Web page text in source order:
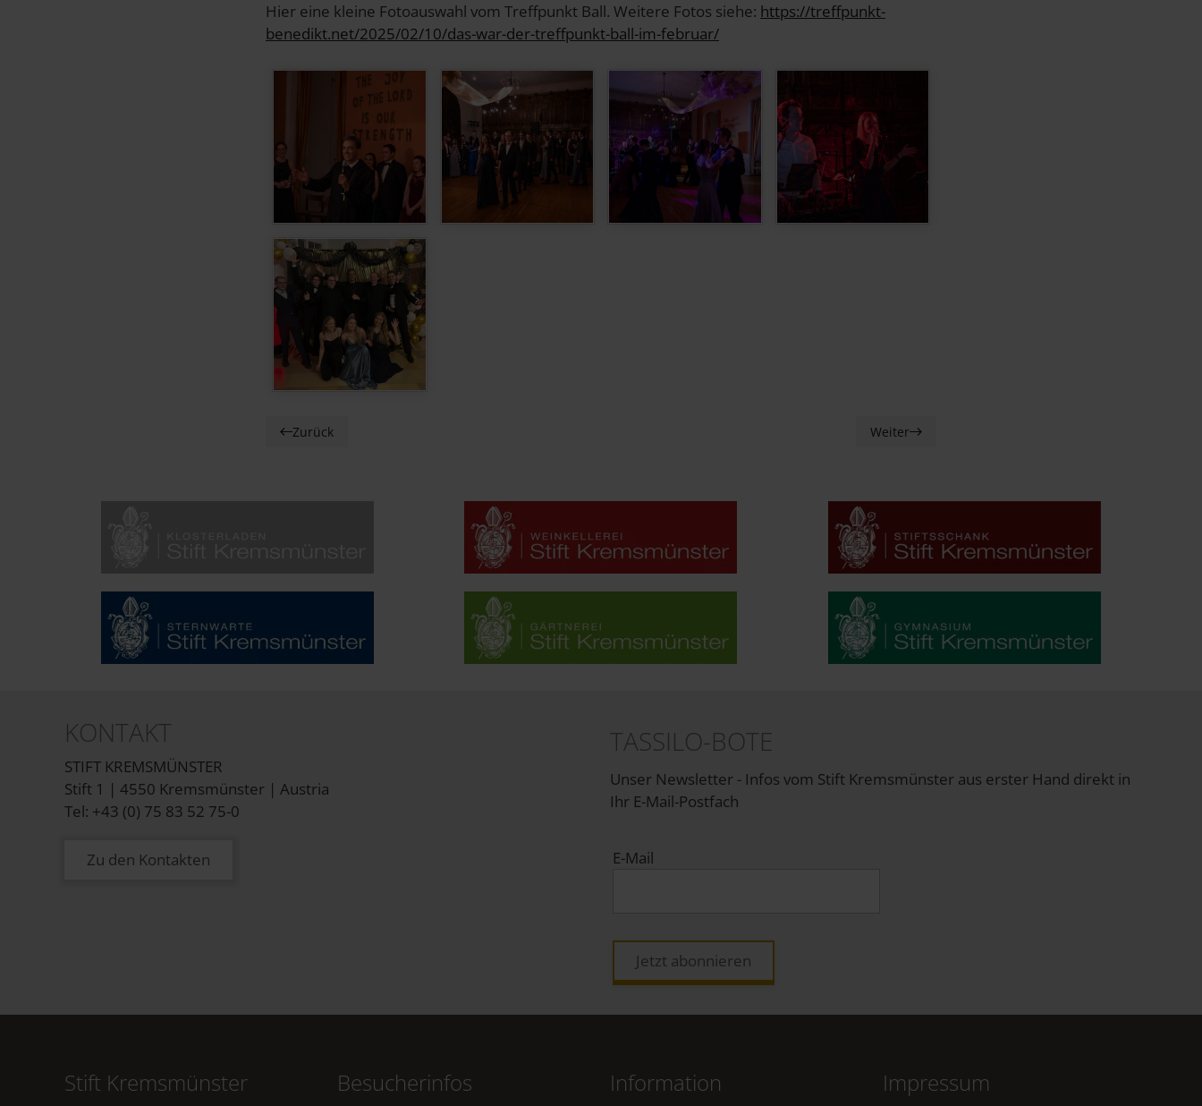
Hier eine kleine Fotoauswahl vom Treffpunkt Ball. Weitere Fotos siehe: https://treffpunkt-
benedikt.net/2025/02/10/das-war-der-treffpunkt-ball-im-februar/
Zurück Weiter
KONTAKT
STIFT KREMSMÜNSTER
Stift 1 | 4550 Kremsmünster | Austria
Tel: +43 (0) 75 83 52 75-0
Zu den Kontakten
TASSILO-BOTE
Unser Newsletter - Infos vom Stift Kremsmünster aus erster Hand direkt in
Ihr E-Mail-Postfach
E-Mail
Jetzt abonnieren
Stift Kremsmünster Besucherinfos Information Impressum